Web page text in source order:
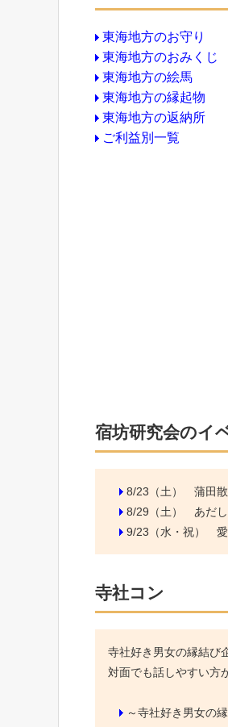
東海地方のお守り
東海地方のおみくじ
東海地方の絵馬
東海地方の縁起物
東海地方の返納所
ご利益別一覧
宿坊研究会のイ
8/23（土） 蒲田
8/29（土） あだ
9/23（水・祝）
寺社コン
寺社好き男女の縁結び
対面でも話しやすい方
～寺社好き男女の